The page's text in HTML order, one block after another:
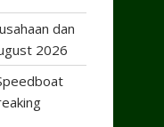
dan
2026